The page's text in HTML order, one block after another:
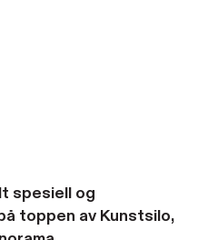
spesiell og
toppen av Kunstsilo,